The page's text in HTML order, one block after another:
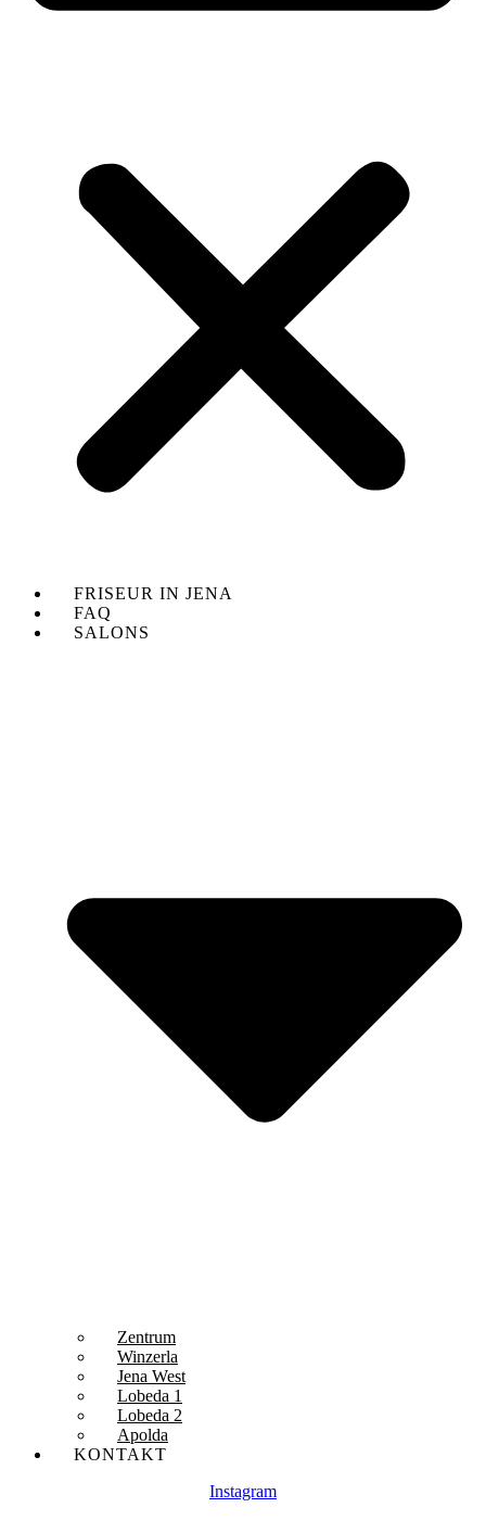
FRISEUR IN JENA
FAQ
SALONS
Zentrum
Winzerla
Jena West
Lobeda 1
Lobeda 2
Apolda
KONTAKT
Instagram